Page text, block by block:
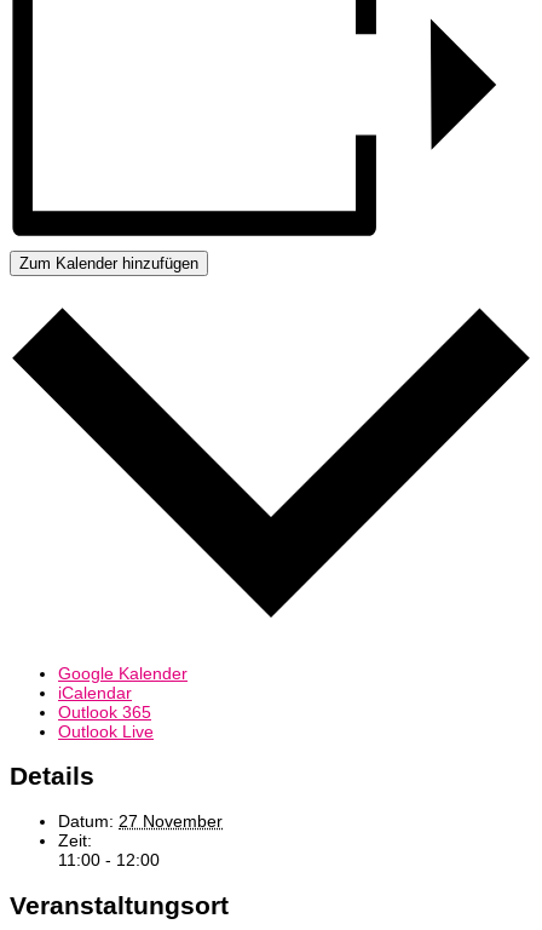
Zum Kalender hinzufügen
Google Kalender
iCalendar
Outlook 365
Outlook Live
Details
Datum: 27 November
Zeit:
11:00 - 12:00
Veranstaltungsort